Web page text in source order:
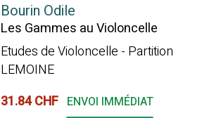
Bourin Odile
Les Gammes au Violoncelle
Etudes de Violoncelle - Partition
LEMOINE
31.84 CHF ENVOI IMMÉDIAT